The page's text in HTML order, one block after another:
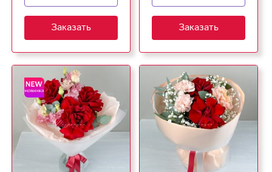
Заказать Заказать